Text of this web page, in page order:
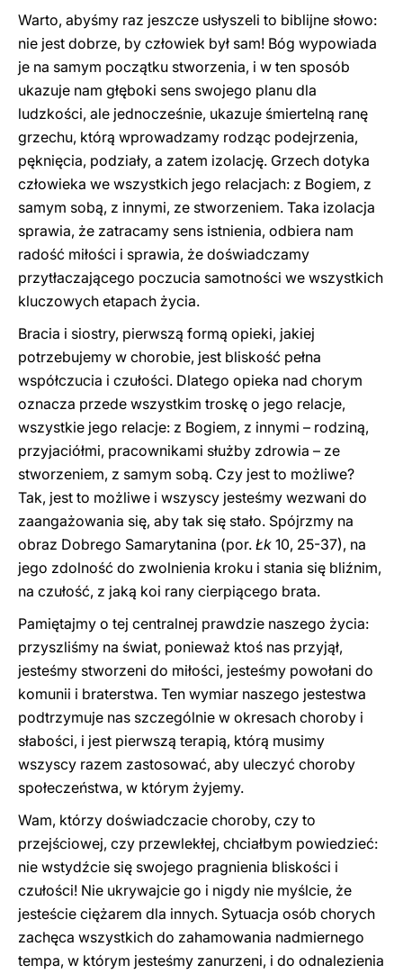
Warto, abyśmy raz jeszcze usłyszeli to biblijne słowo:
nie jest dobrze, by człowiek był sam! Bóg wypowiada
je na samym początku stworzenia, i w ten sposób
ukazuje nam głęboki sens swojego planu dla
ludzkości, ale jednocześnie, ukazuje śmiertelną ranę
grzechu, którą wprowadzamy rodząc podejrzenia,
pęknięcia, podziały, a zatem izolację. Grzech dotyka
człowieka we wszystkich jego relacjach: z Bogiem, z
samym sobą, z innymi, ze stworzeniem. Taka izolacja
sprawia, że zatracamy sens istnienia, odbiera nam
radość miłości i sprawia, że doświadczamy
przytłaczającego poczucia samotności we wszystkich
kluczowych etapach życia.
Bracia i siostry, pierwszą formą opieki, jakiej
potrzebujemy w chorobie, jest bliskość pełna
współczucia i czułości. Dlatego opieka nad chorym
oznacza przede wszystkim troskę o jego relacje,
wszystkie jego relacje: z Bogiem, z innymi – rodziną,
przyjaciółmi, pracownikami służby zdrowia – ze
stworzeniem, z samym sobą. Czy jest to możliwe?
Tak, jest to możliwe i wszyscy jesteśmy wezwani do
zaangażowania się, aby tak się stało. Spójrzmy na
obraz Dobrego Samarytanina (por. Łk 10, 25-37), na
jego zdolność do zwolnienia kroku i stania się bliźnim,
na czułość, z jaką koi rany cierpiącego brata.
Pamiętajmy o tej centralnej prawdzie naszego życia:
przyszliśmy na świat, ponieważ ktoś nas przyjął,
jesteśmy stworzeni do miłości, jesteśmy powołani do
komunii i braterstwa. Ten wymiar naszego jestestwa
podtrzymuje nas szczególnie w okresach choroby i
słabości, i jest pierwszą terapią, którą musimy
wszyscy razem zastosować, aby uleczyć choroby
społeczeństwa, w którym żyjemy.
Wam, którzy doświadczacie choroby, czy to
przejściowej, czy przewlekłej, chciałbym powiedzieć:
nie wstydźcie się swojego pragnienia bliskości i
czułości! Nie ukrywajcie go i nigdy nie myślcie, że
jesteście ciężarem dla innych. Sytuacja osób chorych
zachęca wszystkich do zahamowania nadmiernego
tempa, w którym jesteśmy zanurzeni, i do odnalezienia